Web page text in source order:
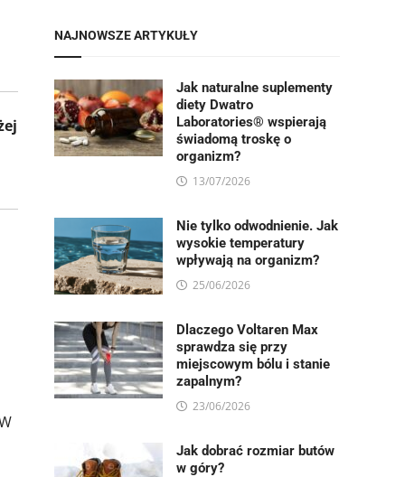
NAJNOWSZE ARTYKUŁY
Jak naturalne suplementy
diety Dwatro
Laboratories® wspierają
świadomą troskę o
organizm?
13/07/2026
Nie tylko odwodnienie. Jak
wysokie temperatury
wpływają na organizm?
25/06/2026
Dlaczego Voltaren Max
sprawdza się przy
miejscowym bólu i stanie
zapalnym?
23/06/2026
Jak dobrać rozmiar butów
w góry?